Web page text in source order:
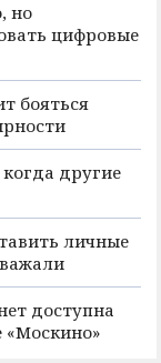
но
цифровые
бояться
другие
личные
доступна